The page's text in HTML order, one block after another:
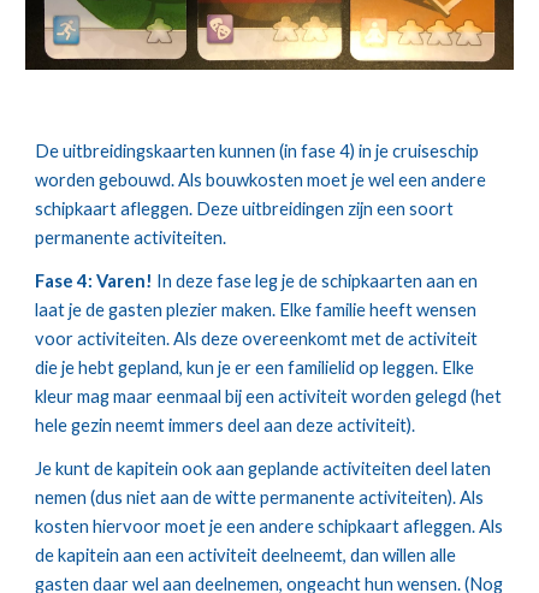
De uitbreidingskaarten kunnen (in fase 4) in je cruiseschip
worden gebouwd. Als bouwkosten moet je wel een andere
schipkaart afleggen. Deze uitbreidingen zijn een soort
permanente activiteiten.
Fase 4: Varen! In deze fase leg je de schipkaarten aan en
laat je de gasten plezier maken. Elke familie heeft wensen
voor activiteiten. Als deze overeenkomt met de activiteit
die je hebt gepland, kun je er een familielid op leggen. Elke
kleur mag maar eenmaal bij een activiteit worden gelegd (het
hele gezin neemt immers deel aan deze activiteit).
Je kunt de kapitein ook aan geplande activiteiten deel laten
nemen (dus niet aan de witte permanente activiteiten). Als
kosten hiervoor moet je een andere schipkaart afleggen. Als
de kapitein aan een activiteit deelneemt, dan willen alle
gasten daar wel aan deelnemen, ongeacht hun wensen. (Nog